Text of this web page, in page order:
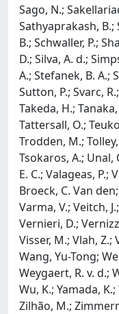
Sago, N.;
Sathyaprakash, B.;
B.; Schwaller, P.;
D.; Silva, A. d.;
A.; Stefanek, B. A.;
Sutton, P.; Svarc,
Takeda, H.;
Tattersall, O.;
Trodden, M.;
Tsokaros, A.; Unal,
E. C.; Valageas, P.;
Broeck, C. Van
Varma, V.; Veitch,
Vernieri, D.;
Visser, M.; Vlah, Z.;
Wang, Yu-Tong;
Weygaert, R. v. d.;
Wu, K.; Yamada, K.;
Zilhão, M.;